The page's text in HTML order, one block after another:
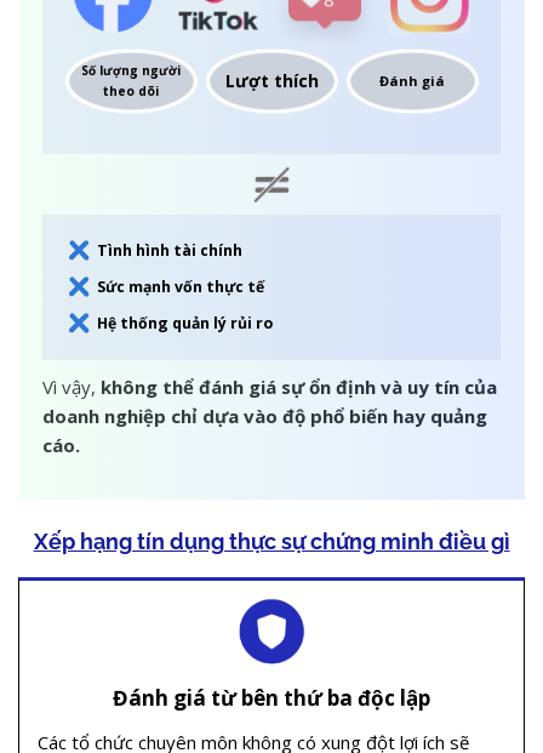
Số lượng người
theo dõi
Lượt thích Đánh giá
Tình hình tài chính
Sức mạnh vốn thực tế
Hệ thống quản lý rủi ro
Vì vậy, không thể đánh giá sự ổn định và uy tín của
doanh nghiệp chỉ dựa vào độ phổ biến hay quảng
cáo.
Xếp hạng tín dụng thực sự chứng minh điều gì
Đánh giá từ bên thứ ba độc lập
Các tổ chức chuyên môn không có xung đột lợi ích sẽ